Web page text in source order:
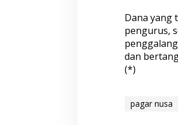
Dana yang
pengurus,
dan
(*)
pagar nusa